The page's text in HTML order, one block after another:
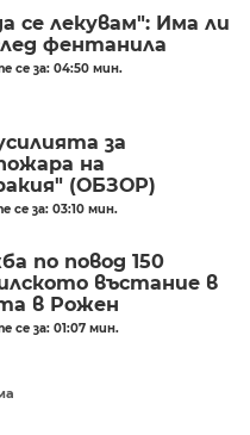
се лекувам": Има ли
фентанила
се за: 04:50 мин.
за
на
(ОБЗОР)
се за: 03:10 мин.
по повод 150
въстание в
в Рожен
се за: 01:07 мин.